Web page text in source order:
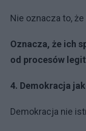
Nie oznacza to,
Oznacza, że ich
od procesów
4. Demokracja
Demokracja nie